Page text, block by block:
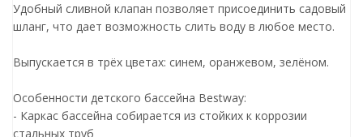
Удобный сливной клапан позволяет присоединить садовый
шланг, что дает возможность слить воду в любое место.
Выпускается в трёх цветах: синем, оранжевом, зелёном.
Особенности детского бассейна Bestway:
- Каркас бассейна собирается из стойких к коррозии
стальных труб